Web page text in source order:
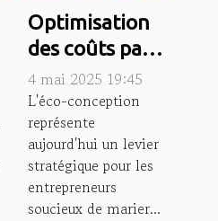
Optimisation
des coûts par
l'éco-
conception
enjeux et
méthodologies
pour les
entrepreneurs
4 mai 2025 19:45
L'éco-conception
représente
aujourd'hui un levier
stratégique pour les
entrepreneurs
soucieux de marier...